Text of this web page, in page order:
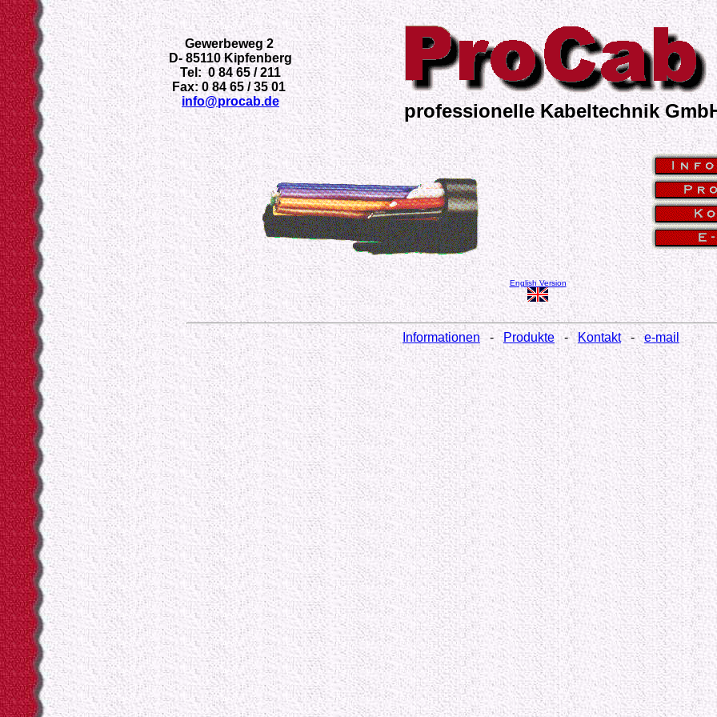
Gewerbeweg 2
D- 85110 Kipfenberg
Tel: 0 84 65 / 211
Fax: 0 84 65 / 35 01
info@procab.de
professionelle Kabeltechnik
English Version
Informationen-Produkte-Kontakt-e-mail